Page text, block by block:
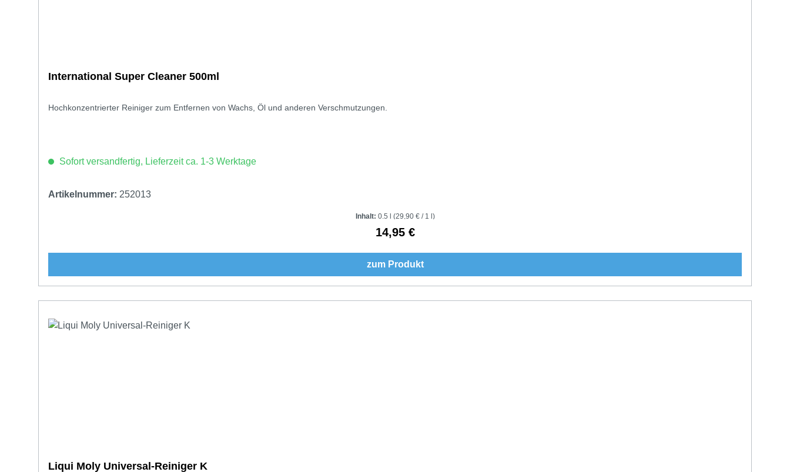
International Super Cleaner 500ml
Hochkonzentrierter Reiniger zum Entfernen von Wachs, Öl und anderen Verschmutzungen.
Sofort versandfertig, Lieferzeit ca. 1-3 Werktage
Artikelnummer: 252013
Inhalt: 0.5 l (29,90 € / 1 l)
Regulärer Preis:
14,95 €
zum Produkt
Liqui Moly Universal-Reiniger K